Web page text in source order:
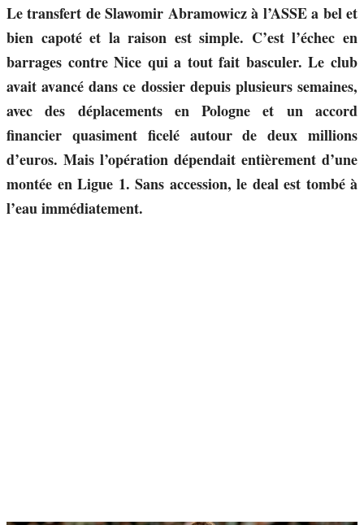
Le transfert de Slawomir Abramowicz à l’ASSE a bel et
bien capoté et la raison est simple. C’est l’échec en
barrages contre Nice qui a tout fait basculer. Le club
avait avancé dans ce dossier depuis plusieurs semaines,
avec des déplacements en Pologne et un accord
financier quasiment ficelé autour de deux millions
d’euros. Mais l’opération dépendait entièrement d’une
montée en Ligue 1. Sans accession, le deal est tombé à
l’eau immédiatement.